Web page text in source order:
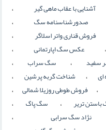
آشنایی با عقاب ماهی گیر ،
صدورشناسنامه سگ ،
فروش قناری واتر اسلاگر ،
، عکس سگ اپارتمانی ،
سفید ، سگ سراب ،
ای ، شناخت گربه پرشین ،
، فروش طوطی روزیلا شمالی ،
تریر ، سگ پاگ ،
نژاد سگ سرابی ،